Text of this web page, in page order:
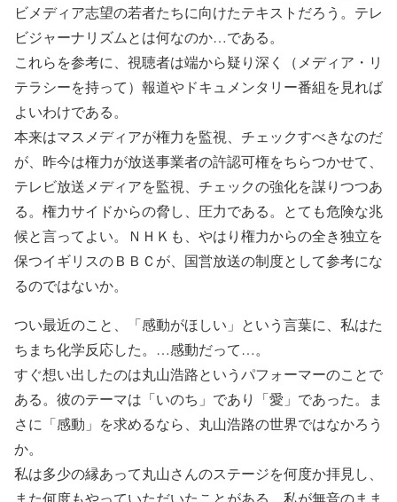
ビメディア志望の若者たちに向けたテキストだろう。テレ
ビジャーナリズムとは何なのか…である。
これらを参考に、視聴者は端から疑り深く（メディア・リ
テラシーを持って）報道やドキュメンタリー番組を見れば
よいわけである。
本来はマスメディアが権力を監視、チェックすべきなのだ
が、昨今は権力が放送事業者の許認可権をちらつかせて、
テレビ放送メディアを監視、チェックの強化を謀りつつあ
る。権力サイドからの脅し、圧力である。とても危険な兆
候と言ってよい。ＮＨＫも、やはり権力からの全き独立を
保つイギリスのＢＢＣが、国営放送の制度として参考にな
るのではないか。
つい最近のこと、「感動がほしい」という言葉に、私はた
ちまち化学反応した。…感動だって…。
すぐ想い出したのは丸山浩路というパフォーマーのことで
ある。彼のテーマは「いのち」であり「愛」であった。ま
さに「感動」を求めるなら、丸山浩路の世界ではなかろう
か。
私は多少の縁あって丸山さんのステージを何度か拝見し、
また何度もやっていただいたことがある。私が無音のまま